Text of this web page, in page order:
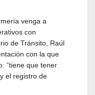
venga a
con
de Tránsito, Raúl
con la que
“tiene que tener
el registro de